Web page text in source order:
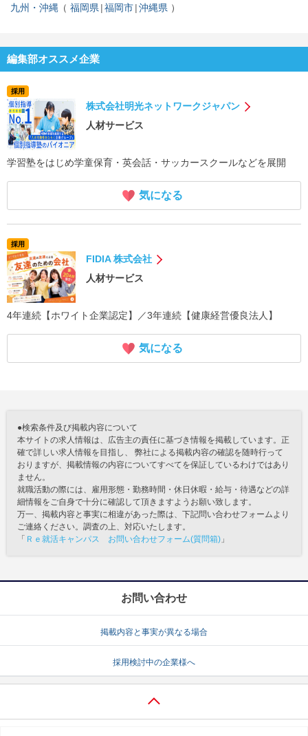
九州・沖縄
福岡県 福岡市 沖縄県
編集部オススメ企業
採用
株式会社明光ネットワークジャパン
人材サービス
学習塾をはじめ学童保育・英会話・サッカースクールなどを展開
気になる
採用
FIDIA 株式会社
人材サービス
4年連続【ホワイト企業認定】／3年連続【健康経営優良法人】
気になる
●検索条件及び掲載内容について
本サイトの求人情報は、広告主の責任に基づき情報を掲載しています。正
確で詳しい求人情報を目指し、 弊社による掲載内容の確認を随時行って
おりますが、掲載情報の内容についてすべてを保証しているわけではあり
ません。
就職活動の際には、雇用形態・勤務時間・休日休暇・給与・待遇などの詳
細情報をご自身で十分に確認して頂きますようお願い致します。
万一、掲載内容と事実に相違があった際は、下記問い合わせフォームより
ご連絡ください。調査の上、対応いたします。
「 Ｒｅ就活キャンパス お問い合わせフォーム(質問箱) 」
お問い合わせ
掲載内容と事実が異なる場合
採用検討中の企業様へ